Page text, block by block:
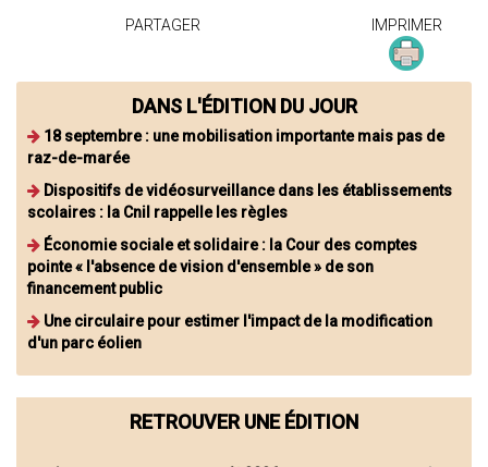
PARTAGER IMPRIMER
DANS L'ÉDITION DU JOUR
18 septembre : une mobilisation importante mais pas de
raz-de-marée
Dispositifs de vidéosurveillance dans les établissements
scolaires : la Cnil rappelle les règles
Économie sociale et solidaire : la Cour des comptes
pointe « l'absence de vision d'ensemble » de son
financement public
Une circulaire pour estimer l'impact de la modification
d'un parc éolien
RETROUVER UNE ÉDITION